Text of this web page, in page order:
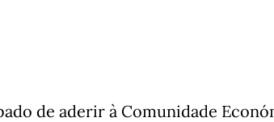
de aderir à Comunidade